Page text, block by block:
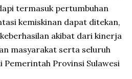
termasuk pertumbuhan
kemiskinan dapat ditekan,
akibat dari kinerja
masyarakat serta seluruh
Pemerintah Provinsi Sulawesi